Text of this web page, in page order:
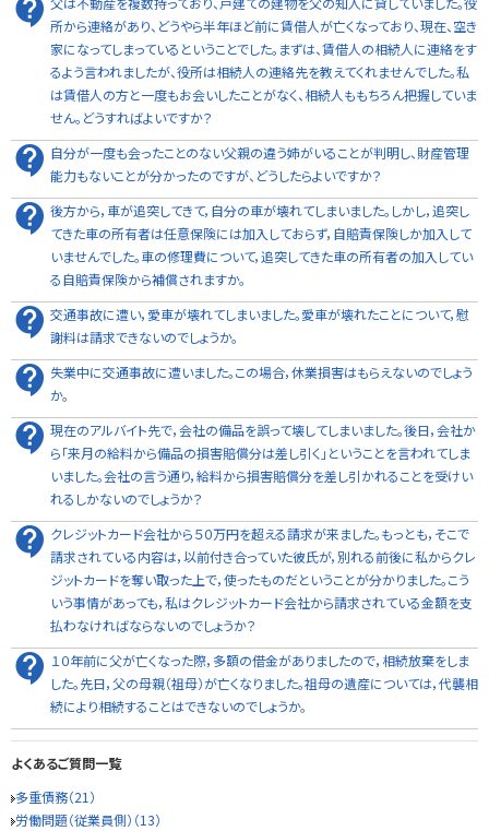
所から連絡があり、どうやら半年ほど前に賃借人が亡くなっており、現在、空き
家になってしまっているということでした。まずは、賃借人の相続人に連絡をす
るよう言われましたが、役所は相続人の連絡先を教えてくれませんでした。私
は賃借人の方と一度もお会いしたことがなく、相続人ももちろん把握していま
せん。どうすればよいですか？
自分が一度も会ったことのない父親の違う姉がいることが判明し、財産管理
能力もないことが分かったのですが、どうしたらよいですか？
後方から，車が追突してきて，自分の車が壊れてしまいました。しかし，追突し
てきた車の所有者は任意保険には加入しておらず，自賠責保険しか加入して
いませんでした。車の修理費について，追突してきた車の所有者の加入してい
る自賠責保険から補償されますか。
交通事故に遭い，愛車が壊れてしまいました。愛車が壊れたことについて，慰
謝料は請求できないのでしょうか。
失業中に交通事故に遭いました。この場合，休業損害はもらえないのでしょう
か。
現在のアルバイト先で，会社の備品を誤って壊してしまいました。後日，会社か
ら「来月の給料から備品の損害賠償分は差し引く」ということを言われてしま
いました。会社の言う通り，給料から損害賠償分を差し引かれることを受けい
れるしかないのでしょうか？
クレジットカード会社から５０万円を超える請求が来ました。もっとも，そこで
請求されている内容は，以前付き合っていた彼氏が，別れる前後に私からクレ
ジットカードを奪い取った上で，使ったものだということが分かりました。こう
いう事情があっても，私はクレジットカード会社から請求されている金額を支
払わなければならないのでしょうか？
１０年前に父が亡くなった際，多額の借金がありましたので，相続放棄をしま
した。先日，父の母親（祖母）が亡くなりました。祖母の遺産については，代襲相
続により相続することはできないのでしょうか。
よくあるご質問一覧
多重債務（21）
労働問題（従業員側）（13）